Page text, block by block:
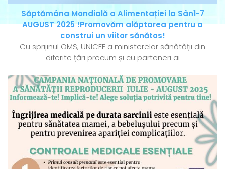
Săptămâna Mondială a Alimentației la Sân1-7
AUGUST 2025 !Promovăm alăptarea pentru a
construi un viitor sănătos!
Cu sprijinul OMS, UNICEF a ministerelor sănătății din
diferite țări precum și cu parteneri ai